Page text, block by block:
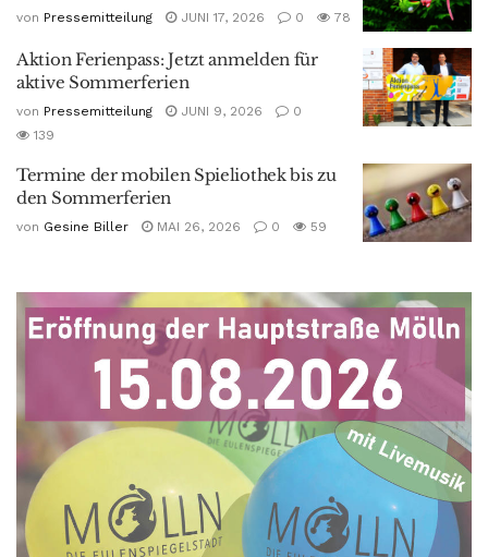
von Pressemitteilung JUNI 17, 2026 0 78
Aktion Ferienpass: Jetzt anmelden für
aktive Sommerferien
von Pressemitteilung JUNI 9, 2026
0
139
Termine der mobilen Spieliothek bis zu
den Sommerferien
von Gesine Biller MAI 26, 2026 0 59